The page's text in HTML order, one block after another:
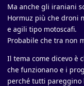
Ma anche gli iraniani
Hormuz più che droni
e agili tipo motoscafi.
Probabile che tra non
Il tema come dicevo è
che funzionano e i
perché tutti pareggino